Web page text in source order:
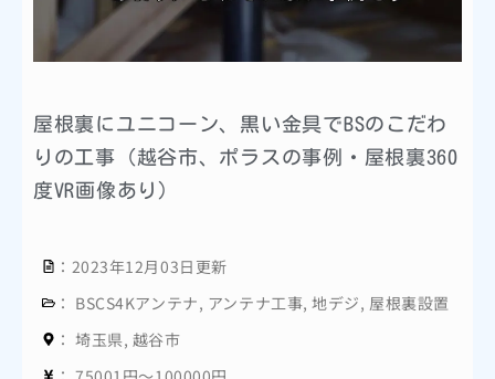
屋根裏にユニコーン、黒い金具でBSのこだわ
りの工事（越谷市、ポラスの事例・屋根裏360
度VR画像あり）
：2023年12月03日更新
： BSCS4Kアンテナ, アンテナ工事,地デジ, 屋根裏設置
： 埼玉県, 越谷市